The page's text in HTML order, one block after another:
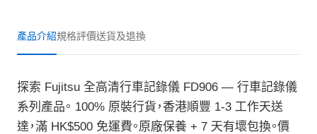
產品介紹規格評價送貨及退換
探索 Fujitsu 全高清行車記錄儀 FD906 — 行車記錄儀
系列產品。 100% 原裝行貨，香港順豐 1-3 工作天送
達，滿 HK$500 免運費。原廠保養 + 7 天有壞包換。價